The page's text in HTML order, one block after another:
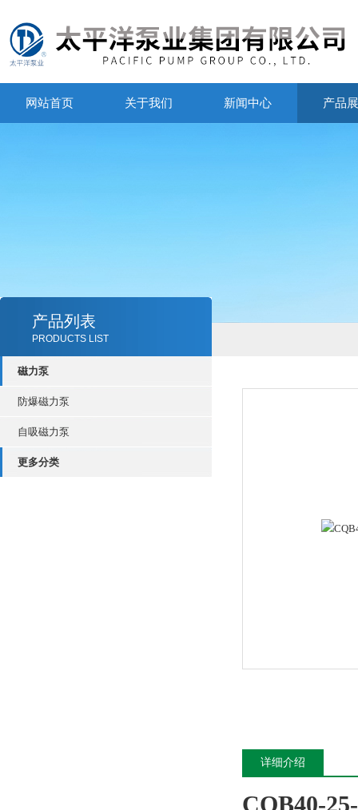
网站首页 关于我们 新闻中心 产品
产品列表
PRODUCTS LIST
磁力泵
防爆磁力泵
自吸磁力泵
更多分类
详细介绍
CQB40-